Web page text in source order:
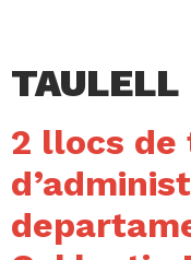
TAULELL
2 llocs